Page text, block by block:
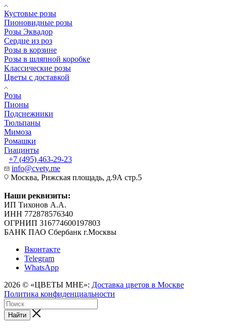
Кустовые розы
Пионовидные розы
Розы Эквадор
Сердце из роз
Розы в корзине
Розы в шляпной коробке
Классические розы
Цветы с доставкой
Розы
Пионы
Подснежники
Тюльпаны
Мимоза
Ромашки
Гиацинты
+7 (495) 463-29-23
info@cvety.me
Москва, Рижская площадь, д.9А стр.5
Наши реквизиты:
ИП Тихонов А.А.
ИНН 772878576340
ОГРНИП 316774600197803
БАНК ПАО Сбербанк г.Москвы
Вконтакте
Telegram
WhatsApp
2026 © «ЦВЕТЫ МНЕ»: Доставка цветов в Москве
Политика конфиденциальности
Найти